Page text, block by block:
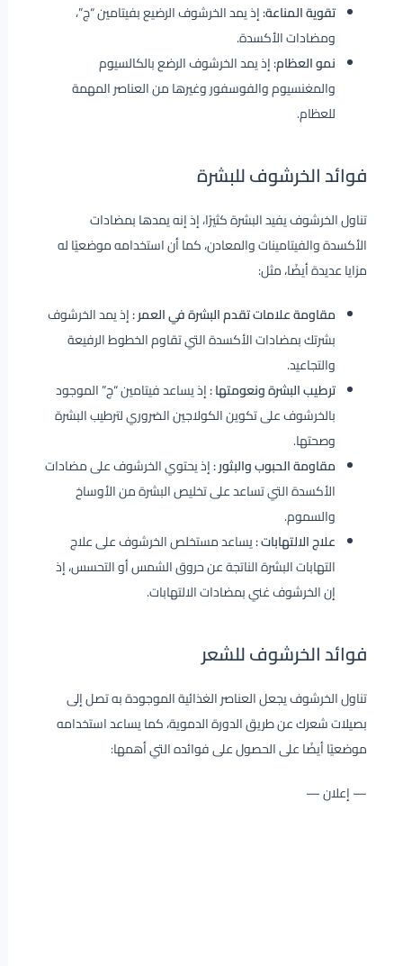
تقوية المناعة:إذ يمد الخرشوف الرضيع بفيتامين “ج”،
ومضادات الأكسدة.
نمو العظام:إذ يمد الخرشوف الرضع بالكالسيوم
والمغنسيوم والفوسفور وغيرها من العناصر المهمة
للعظام.
فوائد الخرشوف للبشرة
تناول الخرشوف يفيد البشرة كثيرًا، إذ إنه يمدها بمضادات
الأكسدة والفيتامينات والمعادن، كما أن استخدامه موضعيًا له
مزايا عديدة أيضًا، مثل:
مقاومة علامات تقدم البشرة في العمر :إذ يمد الخرشوف
بشرتك بمضادات الأكسدة التي تقاوم الخطوط الرفيعة
والتجاعيد.
ترطيب البشرة ونعومتها :إذ يساعد فيتامين “ج” الموجود
بالخرشوف على تكوين الكولاجين الضروري لترطيب البشرة
وصحتها.
مقاومة الحبوب والبثور :إذ يحتوي الخرشوف على مضادات
الأكسدة التي تساعد على تخليص البشرة من الأوساخ
والسموم.
علاج الالتهابات :يساعد مستخلص الخرشوف على علاج
التهابات البشرة الناتجة عن حروق الشمس أو التحسس، إذ
إن الخرشوف غني بمضادات الالتهابات.
فوائد الخرشوف للشعر
تناول الخرشوف يجعل العناصر الغذائية الموجودة به تصل إلى
بصيلات شعرك عن طريق الدورة الدموية، كما يساعد استخدامه
موضعيًا أيضًا على الحصول على فوائده التي أهمها:
— إعلان —